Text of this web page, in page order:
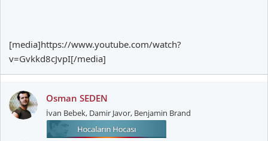
Unuttuğum 1-2 isim daha vardır tabi.
[media]https://www.youtube.com/watch?
v=Gvkkd8cJvpI[/media]
Osman SEDEN
İvan Bebek, Damir Javor, Benjamin Brand